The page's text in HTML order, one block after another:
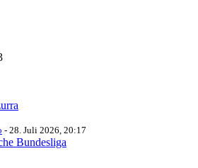
- 28. Juli 2026, 20:17
Bundesliga